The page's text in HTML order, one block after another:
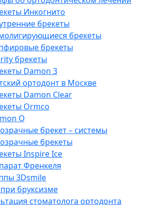
Инкогнито
брекеты
брекеты
брекеты
брекеты
Damon 3
ортодонт в Москве
Damon Clear
Ormco
Q
брекет – системы
брекеты
Inspire Ice
Френкеля
3Dsmile
бруксизме
стоматолога ортодонта